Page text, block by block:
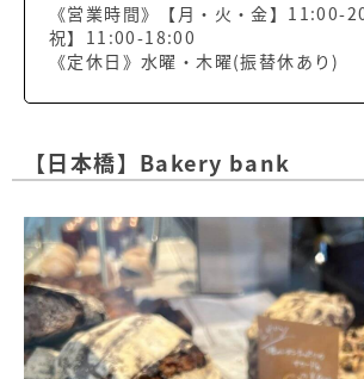
《営業時間》【月・火・金】11:00-
祝】11:00-18:00
《定休日》水曜・木曜(振替休あり)
【日本橋】Bakery bank